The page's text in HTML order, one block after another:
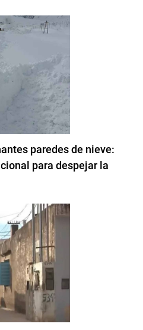
paredes de nieve:
para despejar la